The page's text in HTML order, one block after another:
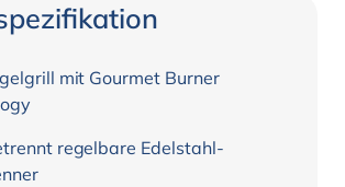
mit Gourmet Burner
regelbare Edelstahl-